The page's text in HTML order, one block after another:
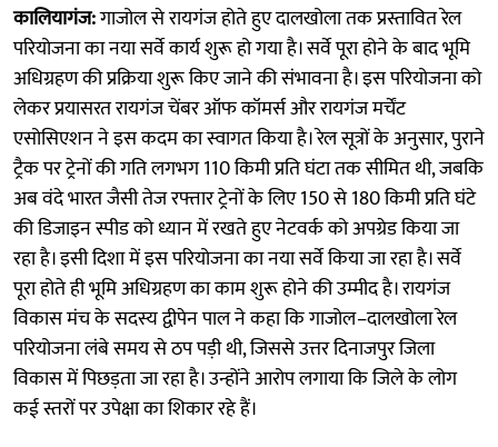
कालियागंज:गाजोल से रायगंज होते हुए दालखोला तक प्रस्तावित रेल
परियोजना का नया सर्वे कार्य शुरू हो गया है। सर्वे पूरा होने के बाद भूमि
अधिग्रहण की प्रक्रिया शुरू किए जाने की संभावना है। इस परियोजना को
लेकर प्रयासरत रायगंज चेंबर ऑफ कॉमर्स और रायगंज मर्चेंट
एसोसिएशन ने इस कदम का स्वागत किया है। रेल सूत्रों के अनुसार, पुराने
ट्रैक पर ट्रेनों की गति लगभग 110 किमी प्रति घंटा तक सीमित थी, जबकि
अब वंदे भारत जैसी तेज रफ्तार ट्रेनों के लिए 150 से 180 किमी प्रति घंटे
की डिजाइन स्पीड को ध्यान में रखते हुए नेटवर्क को अपग्रेड किया जा
रहा है। इसी दिशा में इस परियोजना का नया सर्वे किया जा रहा है। सर्वे
पूरा होते ही भूमि अधिग्रहण का काम शुरू होने की उम्मीद है। रायगंज
विकास मंच के सदस्य द्वीपेन पाल ने कहा कि गाजोल–दालखोला रेल
परियोजना लंबे समय से ठप पड़ी थी, जिससे उत्तर दिनाजपुर जिला
विकास में पिछड़ता जा रहा है। उन्होंने आरोप लगाया कि जिले के लोग
कई स्तरों पर उपेक्षा का शिकार रहे हैं।